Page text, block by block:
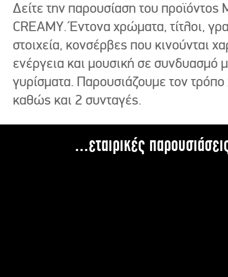
Δείτε την παρουσίαση του προϊόντος
CREAMY. Έντονα χρώματα, τίτλοι,
στοιχεία, κονσέρβες που κινούνται
ενέργεια και μουσική σε συνδυασμό
γυρίσματα. Παρουσιάζουμε τον
καθώς και 2 συνταγές.
...εταιρικές